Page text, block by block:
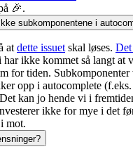
🎉.
subkomponentene i
at dette issuet skal løses. Det
ikke kommet så langt at
for tiden.
opp i autocomplete (f.eks.
kan jo hende vi i
ikke for mye i det
mot.